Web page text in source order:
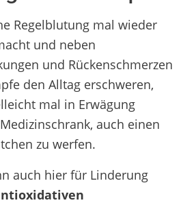
Regelblutung mal wieder
und neben
und Rückenschmerzen
den Alltag erschweren,
mal in Erwägung
auch einen
zu werfen.
auch hier für Linderung